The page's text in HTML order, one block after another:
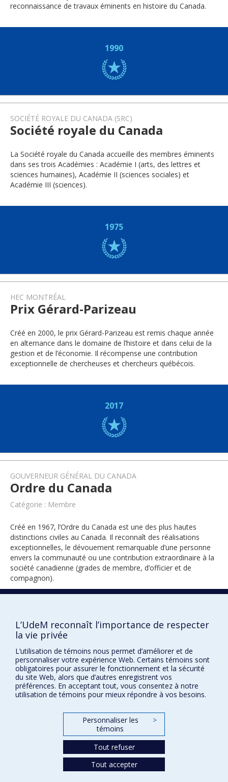
reconnaissance de travaux éminents en histoire du Canada.
1990
SOCIÉTÉ ROYALE DU CANADA (SRC)
Société royale du Canada
La Société royale du Canada accueille des membres éminents
dans ses trois Académies : Académie I (arts, des lettres et
sciences humaines), Académie II (sciences sociales) et
Académie III (sciences).
1975
HEC MONTRÉAL
Prix Gérard-Parizeau
Créé en 2000, le prix Gérard-Parizeau est remis chaque année
en alternance dans le domaine de l’histoire et dans celui de la
gestion et de l’économie. Il récompense une contribution
exceptionnelle de chercheuses et chercheurs québécois.
2017
GOUVERNEUR GÉNÉRAL DU CANADA
Ordre du Canada
Catégorie : Membre
Créé en 1967, l’Ordre du Canada est une des plus hautes
distinctions civiles au Canada. Il reconnaît des réalisations
exceptionnelles, le dévouement remarquable d’une personne
envers la communauté ou une contribution extraordinaire à la
société canadienne (grades de membre, d’officier et de
compagnon).
Prix et distinctions
Accessibilité
Paramètres des témoins
L’UdeM reconnaît l’importance de respecter
la vie privée
L’utilisation de témoins nous permet d’améliorer et de
personnaliser votre expérience Web. Certains témoins sont
obligatoires pour assurer le fonctionnement et la sécurité
du site Web, alors que d’autres enregistrent vos
préférences. En acceptant tout, vous consentez à notre
utilisation de témoins pour mieux répondre à vos besoins.
Personnaliser les
témoins
>
Tout refuser
Tout accepter